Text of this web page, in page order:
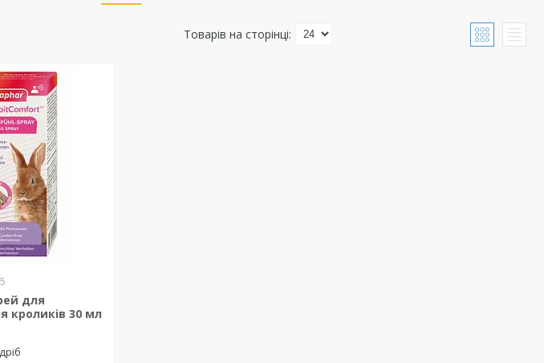
для
кроликів 30 мл